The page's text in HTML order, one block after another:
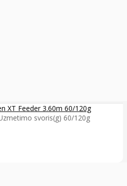
XT Feeder 3.60m 60/120g
svoris(g) 60/120g